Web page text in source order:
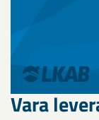
Vara